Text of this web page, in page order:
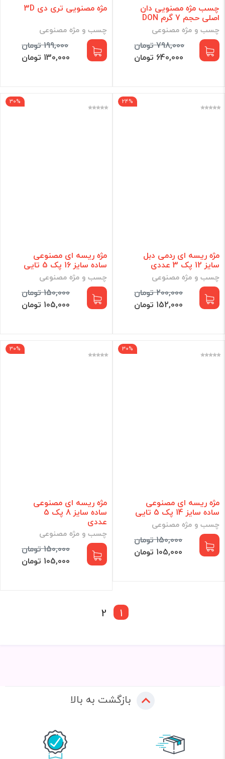
چسب مژه مصنویی دان
اصلی حجم 7 گرم DON
چسب و مژه مصنوعی
798,000 تومان
640,000 تومان
مژه مصنویی تری دی 3D
چسب و مژه مصنوعی
199,000 تومان
130,000 تومان
24%
مژه ریسه ای ردمی دبل
سایز 12 پک 3 عددی
چسب و مژه مصنوعی
200,000 تومان
152,000 تومان
30%
مژه ریسه ای مصنوعی
ساده سایز 16 پک 5 تایی
چسب و مژه مصنوعی
150,000 تومان
105,000 تومان
30%
مژه ریسه ای مصنوعی
ساده سایز 14 پک 5 تایی
چسب و مژه مصنوعی
150,000 تومان
105,000 تومان
30%
مژه ریسه ای مصنوعی
ساده سایز 8 پک 5
عددی
چسب و مژه مصنوعی
150,000 تومان
105,000 تومان
1
2
بازگشت به بالا